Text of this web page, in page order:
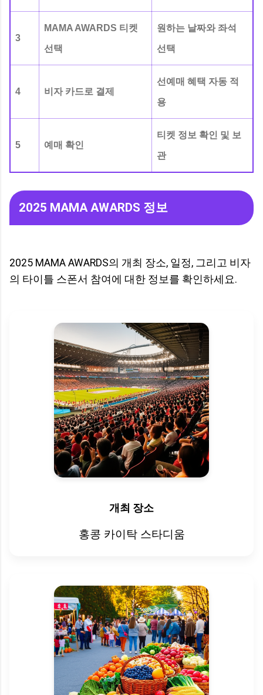
3
MAMA AWARDS 티켓
선택
원하는 날짜와 좌석
선택
4 비자 카드로 결제
선예매 혜택 자동 적
용
5 예매 확인
티켓 정보 확인 및 보
관
2025 MAMA AWARDS 정보
2025 MAMA AWARDS의 개최 장소, 일정, 그리고 비자
의 타이틀 스폰서 참여에 대한 정보를 확인하세요.
개최 장소
홍콩 카이탁 스타디움